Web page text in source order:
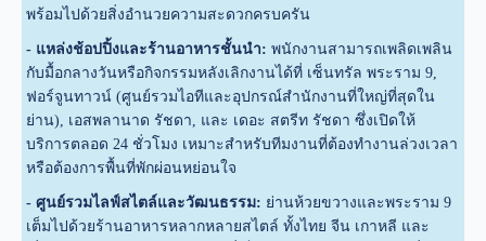
พร้อมไปด้วยสิ่งอำนวยความสะดวกครบครัน
- แหล่งช้อปปิ้งและร้านอาหารชั้นนำ: พนักงานสามารถเพลิดเพลิน
กับมื้อกลางวันหรือกิจกรรมหลังเลิกงานได้ที่ เซ็นทรัล พระราม 9,
ฟอร์จูนทาวน์ (ศูนย์รวมไอทีและอุปกรณ์สำนักงานที่ใหญ่ที่สุดใน
ย่าน), เอสพลานาด รัชดา, และ เดอะ สตรีท รัชดา ซึ่งเปิดให้
บริการตลอด 24 ชั่วโมง เหมาะสำหรับทีมงานที่ต้องทำงานล่วงเวลา
หรือต้องการพื้นที่พักผ่อนหย่อนใจ
- ศูนย์รวมไลฟ์สไตล์และวัฒนธรรม: ย่านห้วยขวางและพระราม 9
เต็มไปด้วยร้านอาหารหลากหลายสไตล์ ทั้งไทย จีน เกาหลี และ